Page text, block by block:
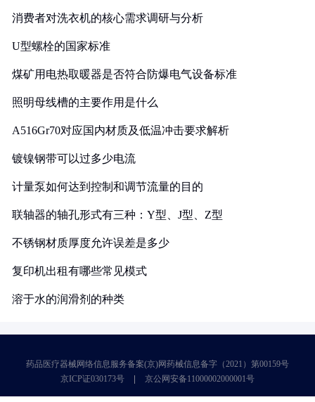
消费者对洗衣机的核心需求调研与分析
U型螺栓的国家标准
煤矿用电热取暖器是否符合防爆电气设备标准
照明母线槽的主要作用是什么
A516Gr70对应国内材质及低温冲击要求解析
镀镍钢带可以过多少电流
计量泵如何达到控制和调节流量的目的
联轴器的轴孔形式有三种：Y型、J型、Z型
不锈钢材质厚度允许误差是多少
复印机出租有哪些常见模式
溶于水的润滑剂的种类
药品医疗器械网络信息服务备案(京)网药械信息备字（2021）第00159号
京ICP证030173号
京公网安备11000002000001号